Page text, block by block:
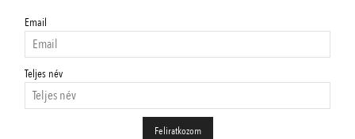
Email
Teljes név